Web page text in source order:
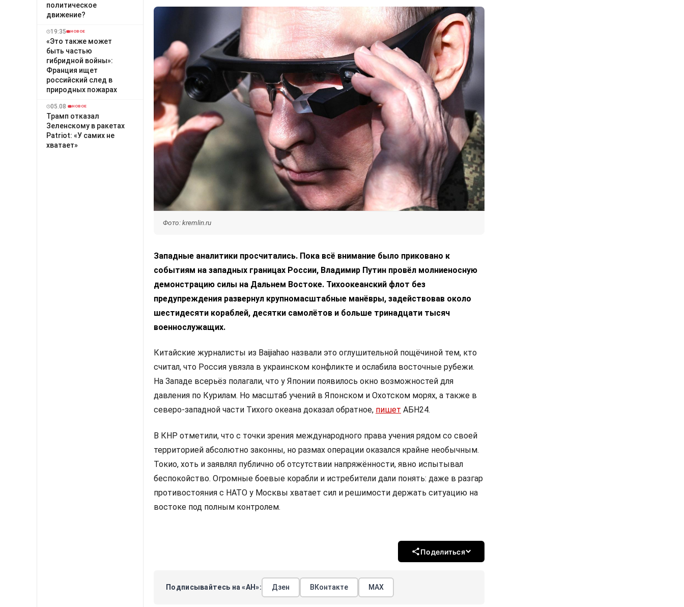
политическое
движение?
19:35 НОВОЕ
«Это также может
быть частью
гибридной войны»:
Франция ищет
российский след в
природных пожарах
05.08 НОВОЕ
Трамп отказал
Зеленскому в ракетах
Patriot: «У самих не
хватает»
Фото: kremlin.ru
Западные аналитики просчитались. Пока всё внимание было приковано к
событиям на западных границах России, Владимир Путин провёл молниеносную
демонстрацию силы на Дальнем Востоке. Тихоокеанский флот без
предупреждения развернул крупномасштабные манёвры, задействовав около
шестидесяти кораблей, десятки самолётов и больше тринадцати тысяч
военнослужащих.
Китайские журналисты из Baijiahao назвали это оглушительной пощёчиной тем, кто
считал, что Россия увязла в украинском конфликте и ослабила восточные рубежи.
На Западе всерьёз полагали, что у Японии появилось окно возможностей для
давления по Курилам. Но масштаб учений в Японском и Охотском морях, а также в
северо-западной части Тихого океана доказал обратное, пишет АБН24.
В КНР отметили, что с точки зрения международного права учения рядом со своей
территорией абсолютно законны, но размах операции оказался крайне необычным.
Токио, хоть и заявлял публично об отсутствии напряжённости, явно испытывал
беспокойство. Огромные боевые корабли и истребители дали понять: даже в разгар
противостояния с НАТО у Москвы хватает сил и решимости держать ситуацию на
востоке под полным контролем.
Поделиться
Подписывайтесь на «АН»: Дзен ВКонтакте МАХ